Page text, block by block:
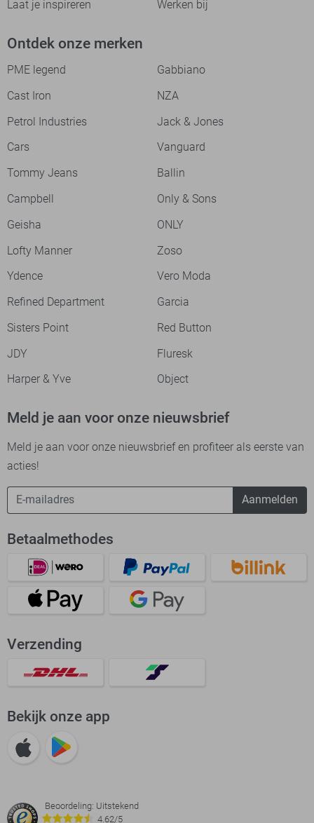
Laat je inspireren Werken bij
Ontdek onze merken
PME legend
Gabbiano
Cast Iron
NZA
Petrol Industries
Jack & Jones
Cars
Vanguard
Tommy Jeans
Ballin
Campbell
Only & Sons
Geisha
ONLY
Lofty Manner
Zoso
Ydence
Vero Moda
Refined Department
Garcia
Sisters Point
Red Button
JDY
Fluresk
Harper & Yve
Object
Meld je aan voor onze nieuwsbrief
Meld je aan voor onze nieuwsbrief en profiteer als eerste van
acties!
Aanmelden
Betaalmethodes
Verzending
Bekijk onze app
Beoordeling: Uitstekend
4.62/5